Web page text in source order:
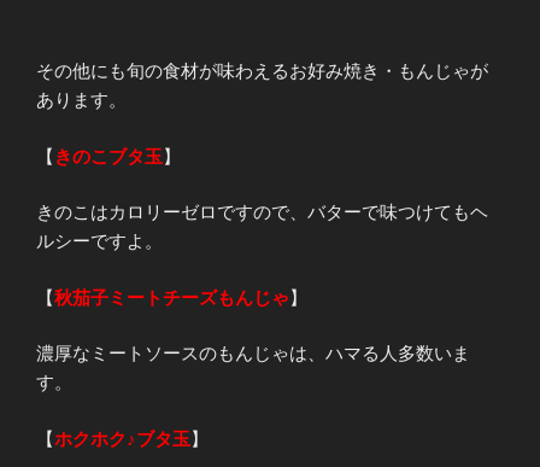
その他にも旬の食材が味わえるお好み焼き・もんじゃが
あります。
【 きのこブタ玉】
きのこはカロリーゼロですので、バターで味つけてもヘ
ルシーですよ。
【秋茄子ミートチーズもんじゃ】
濃厚なミートソースのもんじゃは、ハマる人多数いま
す。
【ホクホク♪ブタ玉】